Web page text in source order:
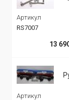
Артикул
RS7007
13
Артикул